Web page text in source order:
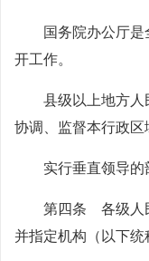
国务院办公厅
开工作。
县级以上地方人
协调、监督本行政区
实行垂直领导的
第四条 各级人
并指定机构（以下统